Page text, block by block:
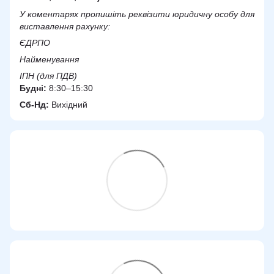
У коментарях пропишіть реквізити юридичну особу для
виставлення рахунку:
ЄДРПО
Найменування
ІПН (для ПДВ)
Будні: 8:30–15:30
Сб-Нд: Вихідний